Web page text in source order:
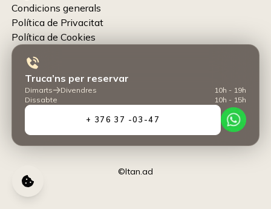
Condicions generals
Política de Privacitat
Política de Cookies
Truca’ns per reservar
10h - 19h
Dimarts
Divendres
10h - 15h
Dissabte
+ 376 37 -03-47
©Itan.ad